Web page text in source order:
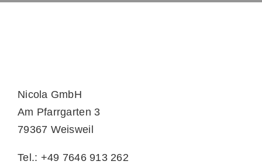
Nicola GmbH
Am Pfarrgarten 3
79367 Weisweil
Tel.: +49 7646 913 262